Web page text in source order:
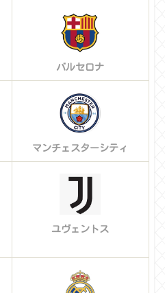
バルセロナ
マンチェスターシティ
ユヴェントス